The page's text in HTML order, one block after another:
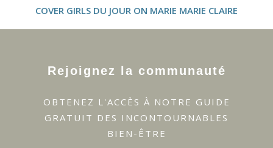
COVER GIRLS DU JOUR ON MARIE MARIE CLAIRE
Rejoignez la communauté
OBTENEZ L'ACCÈS À NOTRE GUIDE
GRATUIT DES INCONTOURNABLES
BIEN-ÊTRE